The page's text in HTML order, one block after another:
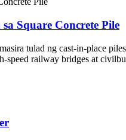
Square Concrete Pile
tulad ng cast-in-place
speed railway bridges at